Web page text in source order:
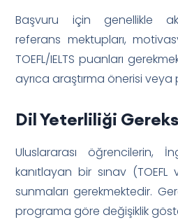
Başvuru için genellikle
referans mektupları,
TOEFL/IELTS puanları
ayrıca araştırma önerisi
Dil Yeterliliği
Uluslararası öğrencilerin,
kanıtlayan bir sınav (TOEFL
sunmaları gerekmektedir.
programa göre değişiklik